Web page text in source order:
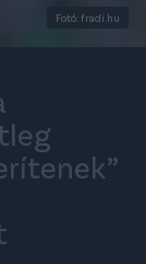
Fotó: fradi.hu